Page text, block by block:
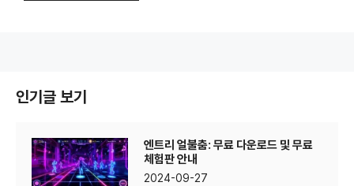
인기글 보기
엔트리 얼불춤: 무료 다운로드 및 무료
체험판 안내
2024-09-27